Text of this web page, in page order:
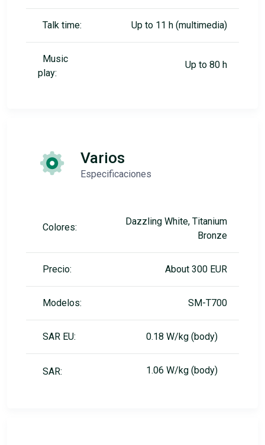
Talk time: Up to 11 h (multimedia)
Music
play:
Up to 80 h
Varios
Especificaciones
Colores:
Dazzling White, Titanium
Bronze
Precio: About 300 EUR
Modelos: SM-T700
SAR EU: 0.18 W/kg (body)
SAR: 1.06 W/kg (body)